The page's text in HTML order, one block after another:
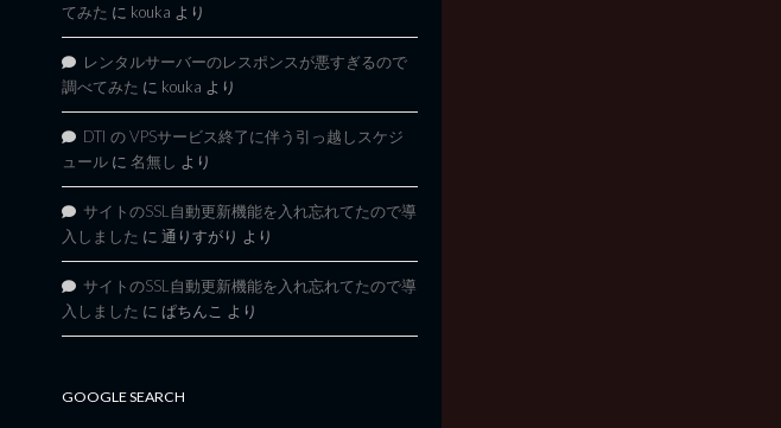
てみた に kouka より
レンタルサーバーのレスポンスが悪すぎるので
調べてみた に kouka より
DTI の VPSサービス終了に伴う引っ越しスケジ
ュール に 名無し より
サイトのSSL自動更新機能を入れ忘れてたので導
入しました に 通りすがり より
サイトのSSL自動更新機能を入れ忘れてたので導
入しました に ぱちんこ より
GOOGLE SEARCH